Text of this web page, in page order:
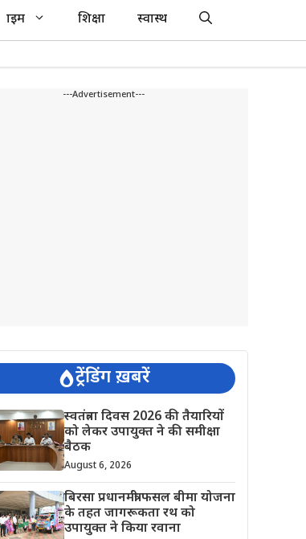
क्राइम शिक्षा स्वास्थ
---Advertisement---
ट्रेंडिंग ख़बरें
स्वतंत्रता दिवस 2026 की तैयारियों
को लेकर उपायुक्त ने की समीक्षा
बैठक
August 6, 2026
बिरसा प्रधानमंत्री फसल बीमा योजना
के तहत जागरूकता रथ को
उपायुक्त ने किया रवाना